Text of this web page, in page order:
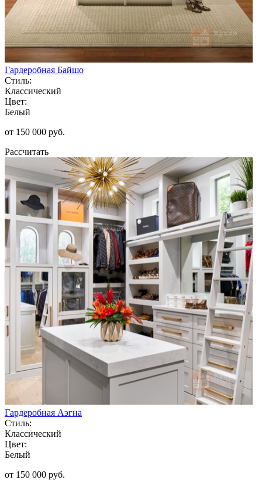
Гардеробная Байшо
Стиль:
Классический
Цвет:
Белый
от 150 000 руб.
Рассчитать
Гардеробная Аэгна
Стиль:
Классический
Цвет:
Белый
от 150 000 руб.